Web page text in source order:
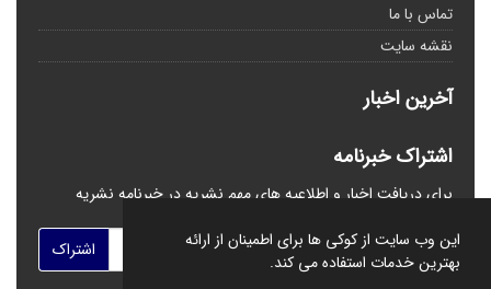
این وب سایت از کوکی ها برای اطمینان از ارائه
بهترین خدمات استفاده می کند.
تماس با ما
نقشه سایت
آخرین اخبار
اشتراک خبرنامه
برای دریافت اخبار و اطلاعیه های مهم نشریه در خبرنامه نشریه
اشتراک